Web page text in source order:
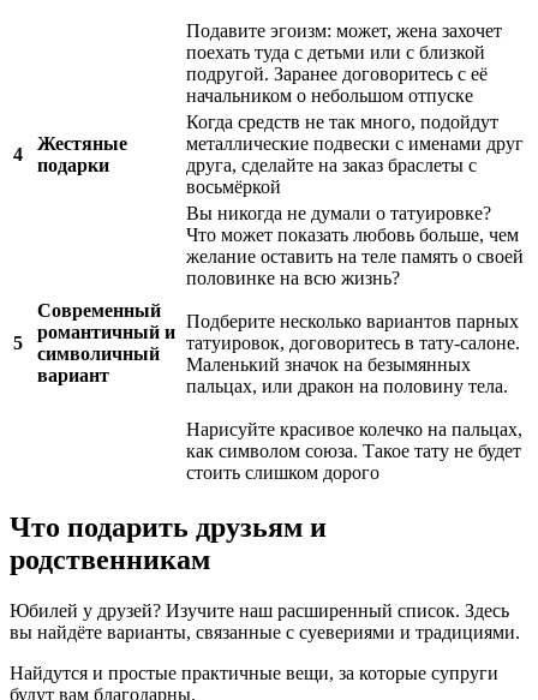
Подавите эгоизм: может, жена захочет
поехать туда с детьми или с близкой
подругой. Заранее договоритесь с её
начальником о небольшом отпуске
4
Жестяные
подарки
Когда средств не так много, подойдут
металлические подвески с именами друг
друга, сделайте на заказ браслеты с
восьмёркой
5
Современный
романтичный и
символичный
вариант
Вы никогда не думали о татуировке?
Что может показать любовь больше, чем
желание оставить на теле память о своей
половинке на всю жизнь?
Подберите несколько вариантов парных
татуировок, договоритесь в тату-салоне.
Маленький значок на безымянных
пальцах, или дракон на половину тела.
Нарисуйте красивое колечко на пальцах,
как символом союза. Такое тату не будет
стоить слишком дорого
Что подарить друзьям и
родственникам
Юбилей у друзей? Изучите наш расширенный список. Здесь
вы найдёте варианты, связанные с суевериями и традициями.
Найдутся и простые практичные вещи, за которые супруги
будут вам благодарны.